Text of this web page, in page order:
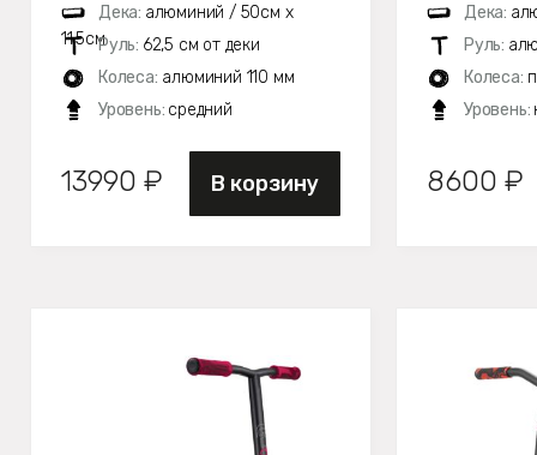
Дека: алюминий / 50см х
11,5смРуль: 62,5 см от деки
Колеса: алюминий 110 мм
Уровень: средний
13990 ₽ В корзину
Дека:
Руль:
Колеса:
Уровень:
8600 ₽